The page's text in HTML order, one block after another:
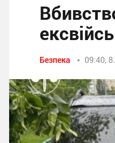
Безпека 09:40,